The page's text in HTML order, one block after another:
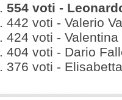
554 voti -
442 voti - Valerio
424 voti -
404 voti - Dario
376 voti -